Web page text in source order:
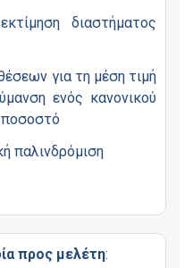
διαστήματος
για τη μέση τιμή
ενός κανονικού
ποσοστό
παλινδρόμιση
προς μελέτη: